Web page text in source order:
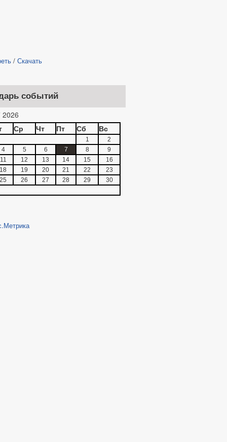
/ Скачать
событий
Ср Чт Пт Сб Вс
1
2
4
5 6 7 8
9
11
12 13 14 15
16
18
19 20 21 22
23
25
26 27 28 29 30